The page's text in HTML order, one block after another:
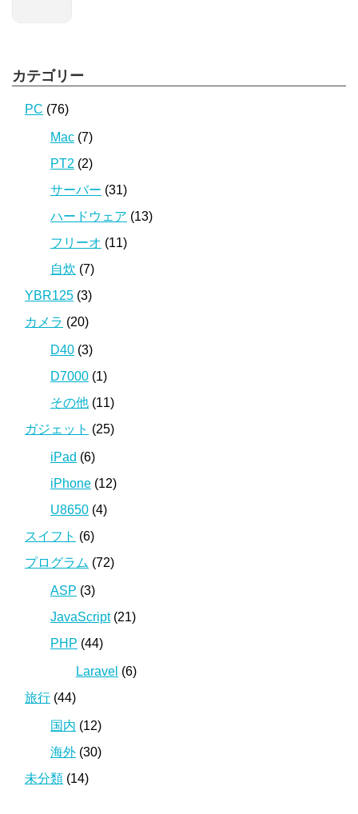
カテゴリー
PC (76)
Mac (7)
PT2 (2)
サーバー (31)
ハードウェア (13)
フリーオ (11)
自炊 (7)
YBR125 (3)
カメラ (20)
D40 (3)
D7000 (1)
その他 (11)
ガジェット (25)
iPad (6)
iPhone (12)
U8650 (4)
スイフト (6)
プログラム (72)
ASP (3)
JavaScript(21)
PHP (44)
Laravel (6)
旅行 (44)
国内 (12)
海外 (30)
未分類 (14)